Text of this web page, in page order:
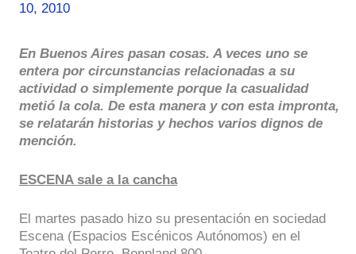
10, 2010
En Buenos Aires pasan cosas. A veces uno se
entera por circunstancias relacionadas a su
actividad o simplemente porque la casualidad
metió la cola. De esta manera y con esta impronta,
se relatarán historias y hechos varios dignos de
mención.
ESCENA sale a la cancha
El martes pasado hizo su presentación en sociedad
Escena (Espacios Escénicos Autónomos) en el